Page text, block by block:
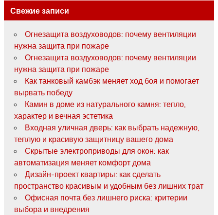
Свежие записи
Огнезащита воздуховодов: почему вентиляции
нужна защита при пожаре
Огнезащита воздуховодов: почему вентиляции
нужна защита при пожаре
Как танковый камбэк меняет ход боя и помогает
вырвать победу
Камин в доме из натурального камня: тепло,
характер и вечная эстетика
Входная уличная дверь: как выбрать надежную,
теплую и красивую защитницу вашего дома
Скрытые электроприводы для окон: как
автоматизация меняет комфорт дома
Дизайн-проект квартиры: как сделать
пространство красивым и удобным без лишних трат
Офисная почта без лишнего риска: критерии
выбора и внедрения